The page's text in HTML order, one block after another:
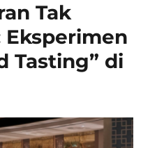
Tak
Eksperimen
Tasting” di